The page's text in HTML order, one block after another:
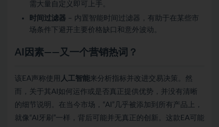
需大量自定义即可上手。
时间过滤器 – 内置智能时间过滤器，有助于在某些市
场条件下避开主要价格缺口和意外波动。
AI因素——又一个营销热词？
该EA声称使用 人工智能来分析指标并改进交易决策。然
而，关于其AI如何运作或是否真正提供优势，并没有清晰
的细节说明。在当今市场，“AI”几乎被添加到所有产品上，
就像“AI牙刷”一样，背后可能并无真正的创新。这款EA可能